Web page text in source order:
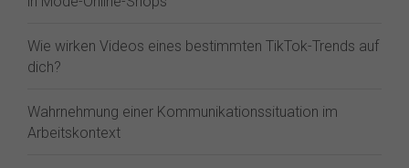
Wie wirken Videos eines bestimmten TikTok-Trends auf
dich?
Wahrnehmung einer Kommunikationssituation im
Arbeitskontext